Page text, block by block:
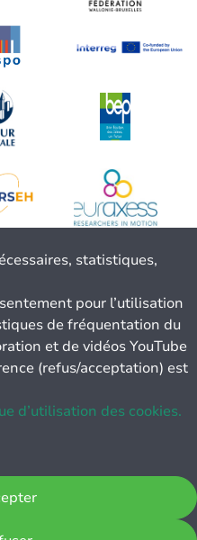
statistiques,
pour l’utilisation
de fréquentation du
et de vidéos YouTube
(refus/acceptation) est
d’utilisation des cookies.